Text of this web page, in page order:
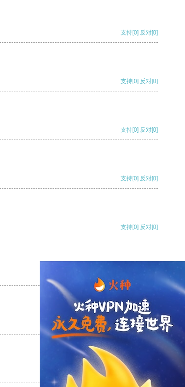
支持[0] 反对[0]
支持[0] 反对[0]
支持[0] 反对[0]
支持[0] 反对[0]
支持[0] 反对[0]
支持 [0] 反对[0]
支持[0] 反对